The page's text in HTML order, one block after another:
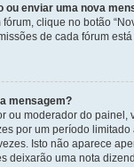
enviar uma nova
clique no botão
de cada fórum
mensagem?
ou moderador do
por um período
Isto não aparece
deixarão uma nota